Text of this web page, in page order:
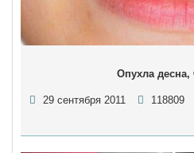
Опухла десна,
29 сентября 2011 118809